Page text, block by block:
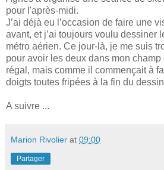
pour l'après-midi.
J’ai déjà eu l’occasion de faire une
avant, et j’ai toujours voulu dessiner
métro aérien. Ce jour-là, je me suis
pour avoir les deux dans mon champ
régal, mais comme il commençait à
doigts toutes fripées à la fin du
A suivre ...
Marion Rivolier at 09:00
Partager